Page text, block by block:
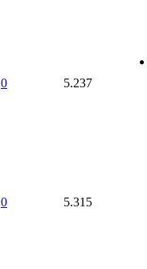
0 5.237
0 5.315